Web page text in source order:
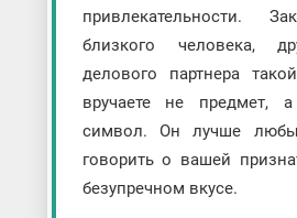
привлекательности.
близкого человека,
делового партнера
вручаете не предмет,
символ. Он лучше
говорить о вашей
безупречном вкусе.